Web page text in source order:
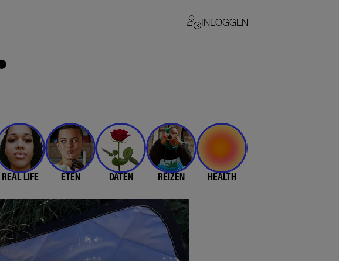
INLOGGEN
REAL LIFE ETEN DATEN REIZEN HEALTH